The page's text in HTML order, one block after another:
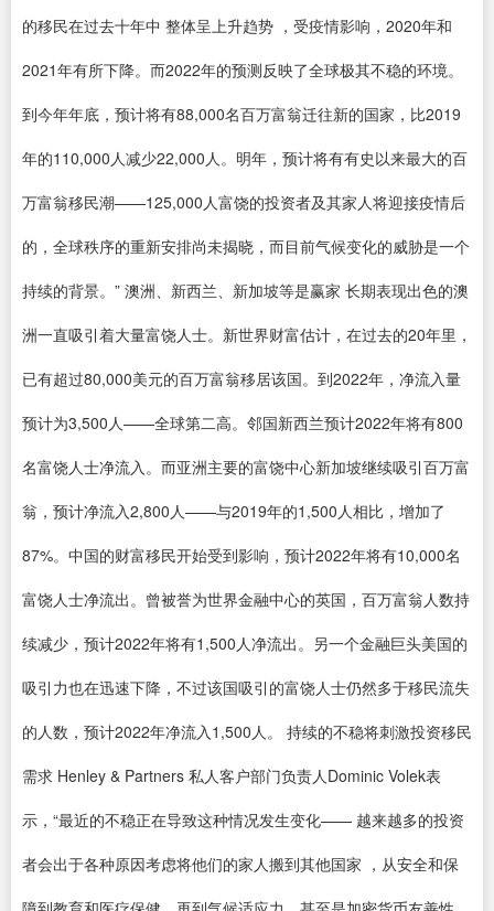
的移民在过去十年中 整体呈上升趋势 ，受疫情影响，2020年和
2021年有所下降。而2022年的预测反映了全球极其不稳的环境。
到今年年底，预计将有88,000名百万富翁迁往新的国家，比2019
年的110,000人减少22,000人。明年，预计将有有史以来最大的百
万富翁移民潮——125,000人富饶的投资者及其家人将迎接疫情后
的，全球秩序的重新安排尚未揭晓，而目前气候变化的威胁是一个
持续的背景。” 澳洲、新西兰、新加坡等是赢家 长期表现出色的澳
洲一直吸引着大量富饶人士。新世界财富估计，在过去的20年里，
已有超过80,000美元的百万富翁移居该国。到2022年，净流入量
预计为3,500人——全球第二高。邻国新西兰预计2022年将有800
名富饶人士净流入。而亚洲主要的富饶中心新加坡继续吸引百万富
翁，预计净流入2,800人——与2019年的1,500人相比，增加了
87%。中国的财富移民开始受到影响，预计2022年将有10,000名
富饶人士净流出。曾被誉为世界金融中心的英国，百万富翁人数持
续减少，预计2022年将有1,500人净流出。另一个金融巨头美国的
吸引力也在迅速下降，不过该国吸引的富饶人士仍然多于移民流失
的人数，预计2022年净流入1,500人。 持续的不稳将刺激投资移民
需求 Henley & Partners 私人客户部门负责人Dominic Volek表
示，“最近的不稳正在导致这种情况发生变化—— 越来越多的投资
者会出于各种原因考虑将他们的家人搬到其他国家 ，从安全和保